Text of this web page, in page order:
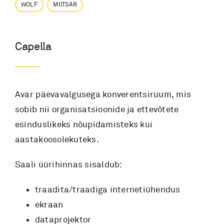
WOLF MIITSAR
Capella
Avar päevavalgusega konverentsiruum, mis
sobib nii organisatsioonide ja ettevõtete
esinduslikeks nõupidamisteks kui
aastakoosolekuteks.
Saali üürihinnas sisaldub:
traadita/traadiga internetiühendus
ekraan
dataprojektor